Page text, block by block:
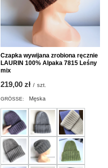
Czapka wywijana zrobiona ręcznie
LAURIN 100% Alpaka 7815 Leśny
mix
219,00 zł / szt.
GRÖSSE: Męska